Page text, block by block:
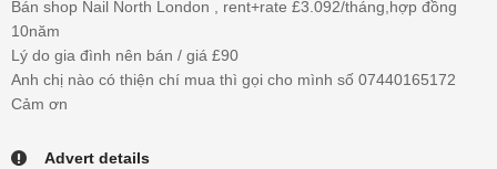
Bán shop Nail North London , rent+rate £3.092/tháng,hợp đồng
10năm
Lý do gia đình nên bán / giá £90
Anh chị nào có thiện chí mua thì gọi cho mình số 07440165172
Cảm ơn
Advert details